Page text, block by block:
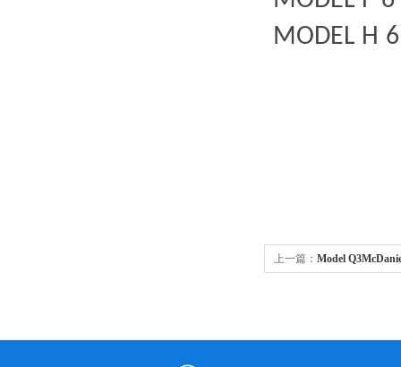
MODEL H
上一篇： Model